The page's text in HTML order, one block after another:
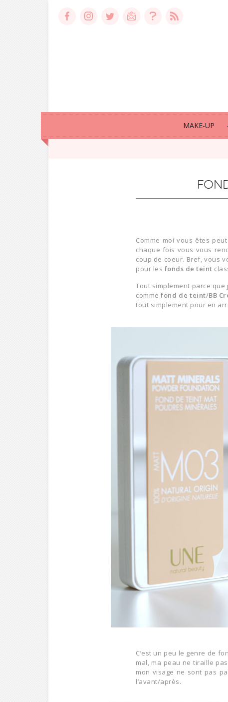
MAKE-UP
Comme moi vous êtes
chaque fois vous vous
coup de coeur. Bref, vous
pour les fonds de teint
Tout simplement parce
commefond de teint/BB
tout simplement pour en
C’est un peu le genre de
mal, ma peau ne tiraille
mon visage ne sont pas
l’avant/après.